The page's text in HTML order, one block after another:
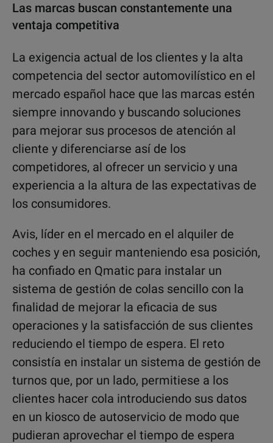
Las marcas buscan constantemente una
ventaja competitiva
La exigencia actual de los clientes y la alta
competencia del sector automovilístico en el
mercado español hace que las marcas estén
siempre innovando y buscando soluciones
para mejorar sus procesos de atención al
cliente y diferenciarse así de los
competidores, al ofrecer un servicio y una
experiencia a la altura de las expectativas de
los consumidores.
Avis, líder en el mercado en el alquiler de
coches y en seguir manteniendo esa posición,
ha confiado en Qmatic para instalar un
sistema de gestión de colas sencillo con la
finalidad de mejorar la eficacia de sus
operaciones y la satisfacción de sus clientes
reduciendo el tiempo de espera. El reto
consistía en instalar un sistema de gestión de
turnos que, por un lado, permitiese a los
clientes hacer cola introduciendo sus datos
en un kiosco de autoservicio de modo que
pudieran aprovechar el tiempo de espera